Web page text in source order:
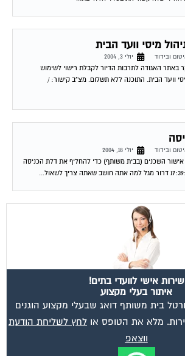
מיסי וועד הבית
ובידוד
יולי 3, 2004
באתר האגודה לתרבות הדיור לקבלת רישוי לשימוש
וועד הבית. התוכנה ללא תשלום. מצ"ב קישור: /
ובידוד
יולי 18, 2004
השכנים (בבית משותף) כדי להחליף את דלת הכניסה
שירות אישי לוועדי בתים!
איתור בעלי מקצוע
בית משותף דואג שבעלי מקצוע הוגנים
מלא את הטופס או לחץ לשליחת הודעת
ווצאפ